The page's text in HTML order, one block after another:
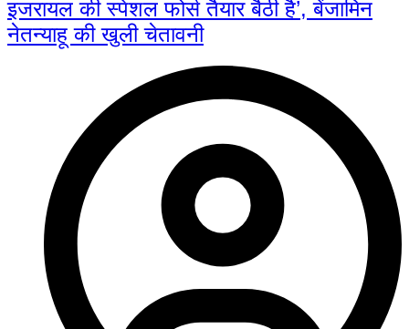
इजरायल की स्पेशल फोर्स तैयार बैठी है’, बेंजामिन
नेतन्याहू की खुली चेतावनी